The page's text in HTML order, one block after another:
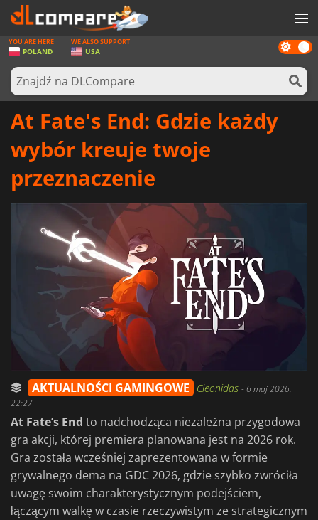
GRY
KARTY DO GIER
OPROGRAMOWANIE
SPRZĘT KOMPUTEROWY
AKTUALNOŚCI
ZALOGUJ SIĘ LUB ZAREJESTRUJ
Dark
mode
YOU ARE HERE
POLAND
WE ALSO SUPPORT
USA
At Fate's End: Gdzie każdy
wybór kreuje twoje
przeznaczenie
AKTUALNOŚCI GAMINGOWE Cleonidas -6 maj 2026,
22:27
At Fate’s End to nadchodząca niezależna przygodowa
gra akcji, której premiera planowana jest na 2026 rok.
Gra została wcześniej zaprezentowana w formie
grywalnego dema na GDC 2026, gdzie szybko zwróciła
uwagę swoim charakterystycznym podejściem,
łączącym walkę w czasie rzeczywistym ze strategicznym